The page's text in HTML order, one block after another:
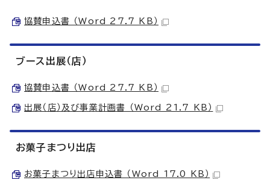
協賛申込書 （Word 27.7 KB）
ブース出展（店）
協賛申込書 （Word 27.7 KB）
出展（店）及び事業計画書 （Word 21.7 KB）
お菓子まつり出店
お菓子まつり出店申込書 （Word 17.0 KB）